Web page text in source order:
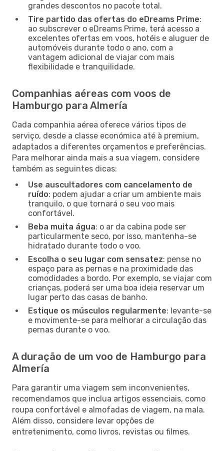
grandes descontos no pacote total.
Tire partido das ofertas do eDreams Prime:
ao subscrever o eDreams Prime, terá acesso a
excelentes ofertas em voos, hotéis e aluguer de
automóveis durante todo o ano, com a
vantagem adicional de viajar com mais
flexibilidade e tranquilidade.
Companhias aéreas com voos de
Hamburgo para Almería
Cada companhia aérea oferece vários tipos de
serviço, desde a classe económica até à premium,
adaptados a diferentes orçamentos e preferências.
Para melhorar ainda mais a sua viagem, considere
também as seguintes dicas:
Use auscultadores com cancelamento de
ruído: podem ajudar a criar um ambiente mais
tranquilo, o que tornará o seu voo mais
confortável.
Beba muita água: o ar da cabina pode ser
particularmente seco, por isso, mantenha-se
hidratado durante todo o voo.
Escolha o seu lugar com sensatez: pense no
espaço para as pernas e na proximidade das
comodidades a bordo. Por exemplo, se viajar com
crianças, poderá ser uma boa ideia reservar um
lugar perto das casas de banho.
Estique os músculos regularmente: levante-se
e movimente-se para melhorar a circulação das
pernas durante o voo.
A duração de um voo de Hamburgo para
Almería
Para garantir uma viagem sem inconvenientes,
recomendamos que inclua artigos essenciais, como
roupa confortável e almofadas de viagem, na mala.
Além disso, considere levar opções de
entretenimento, como livros, revistas ou filmes.